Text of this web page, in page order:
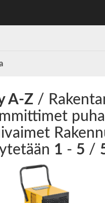
A-Z /
1 - 5 /